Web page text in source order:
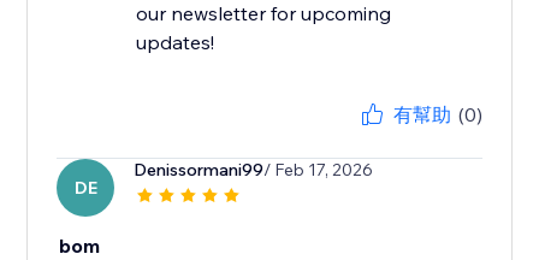
our newsletter for upcoming
updates!
有幫助 (0)
DE
Denissormani99/ Feb 17, 2026
bom